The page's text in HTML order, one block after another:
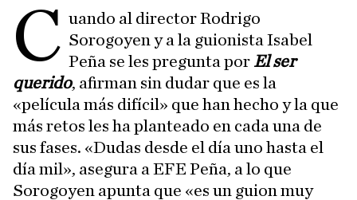
C uando al director Rodrigo
Sorogoyen y a la guionista Isabel
Peña se les pregunta por El ser
querido, afirman sin dudar que es la
«película más difícil» que han hecho y la que
más retos les ha planteado en cada una de
sus fases. «Dudas desde el día uno hasta el
día mil», asegura a EFE Peña, a lo que
Sorogoyen apunta que «es un guion muy